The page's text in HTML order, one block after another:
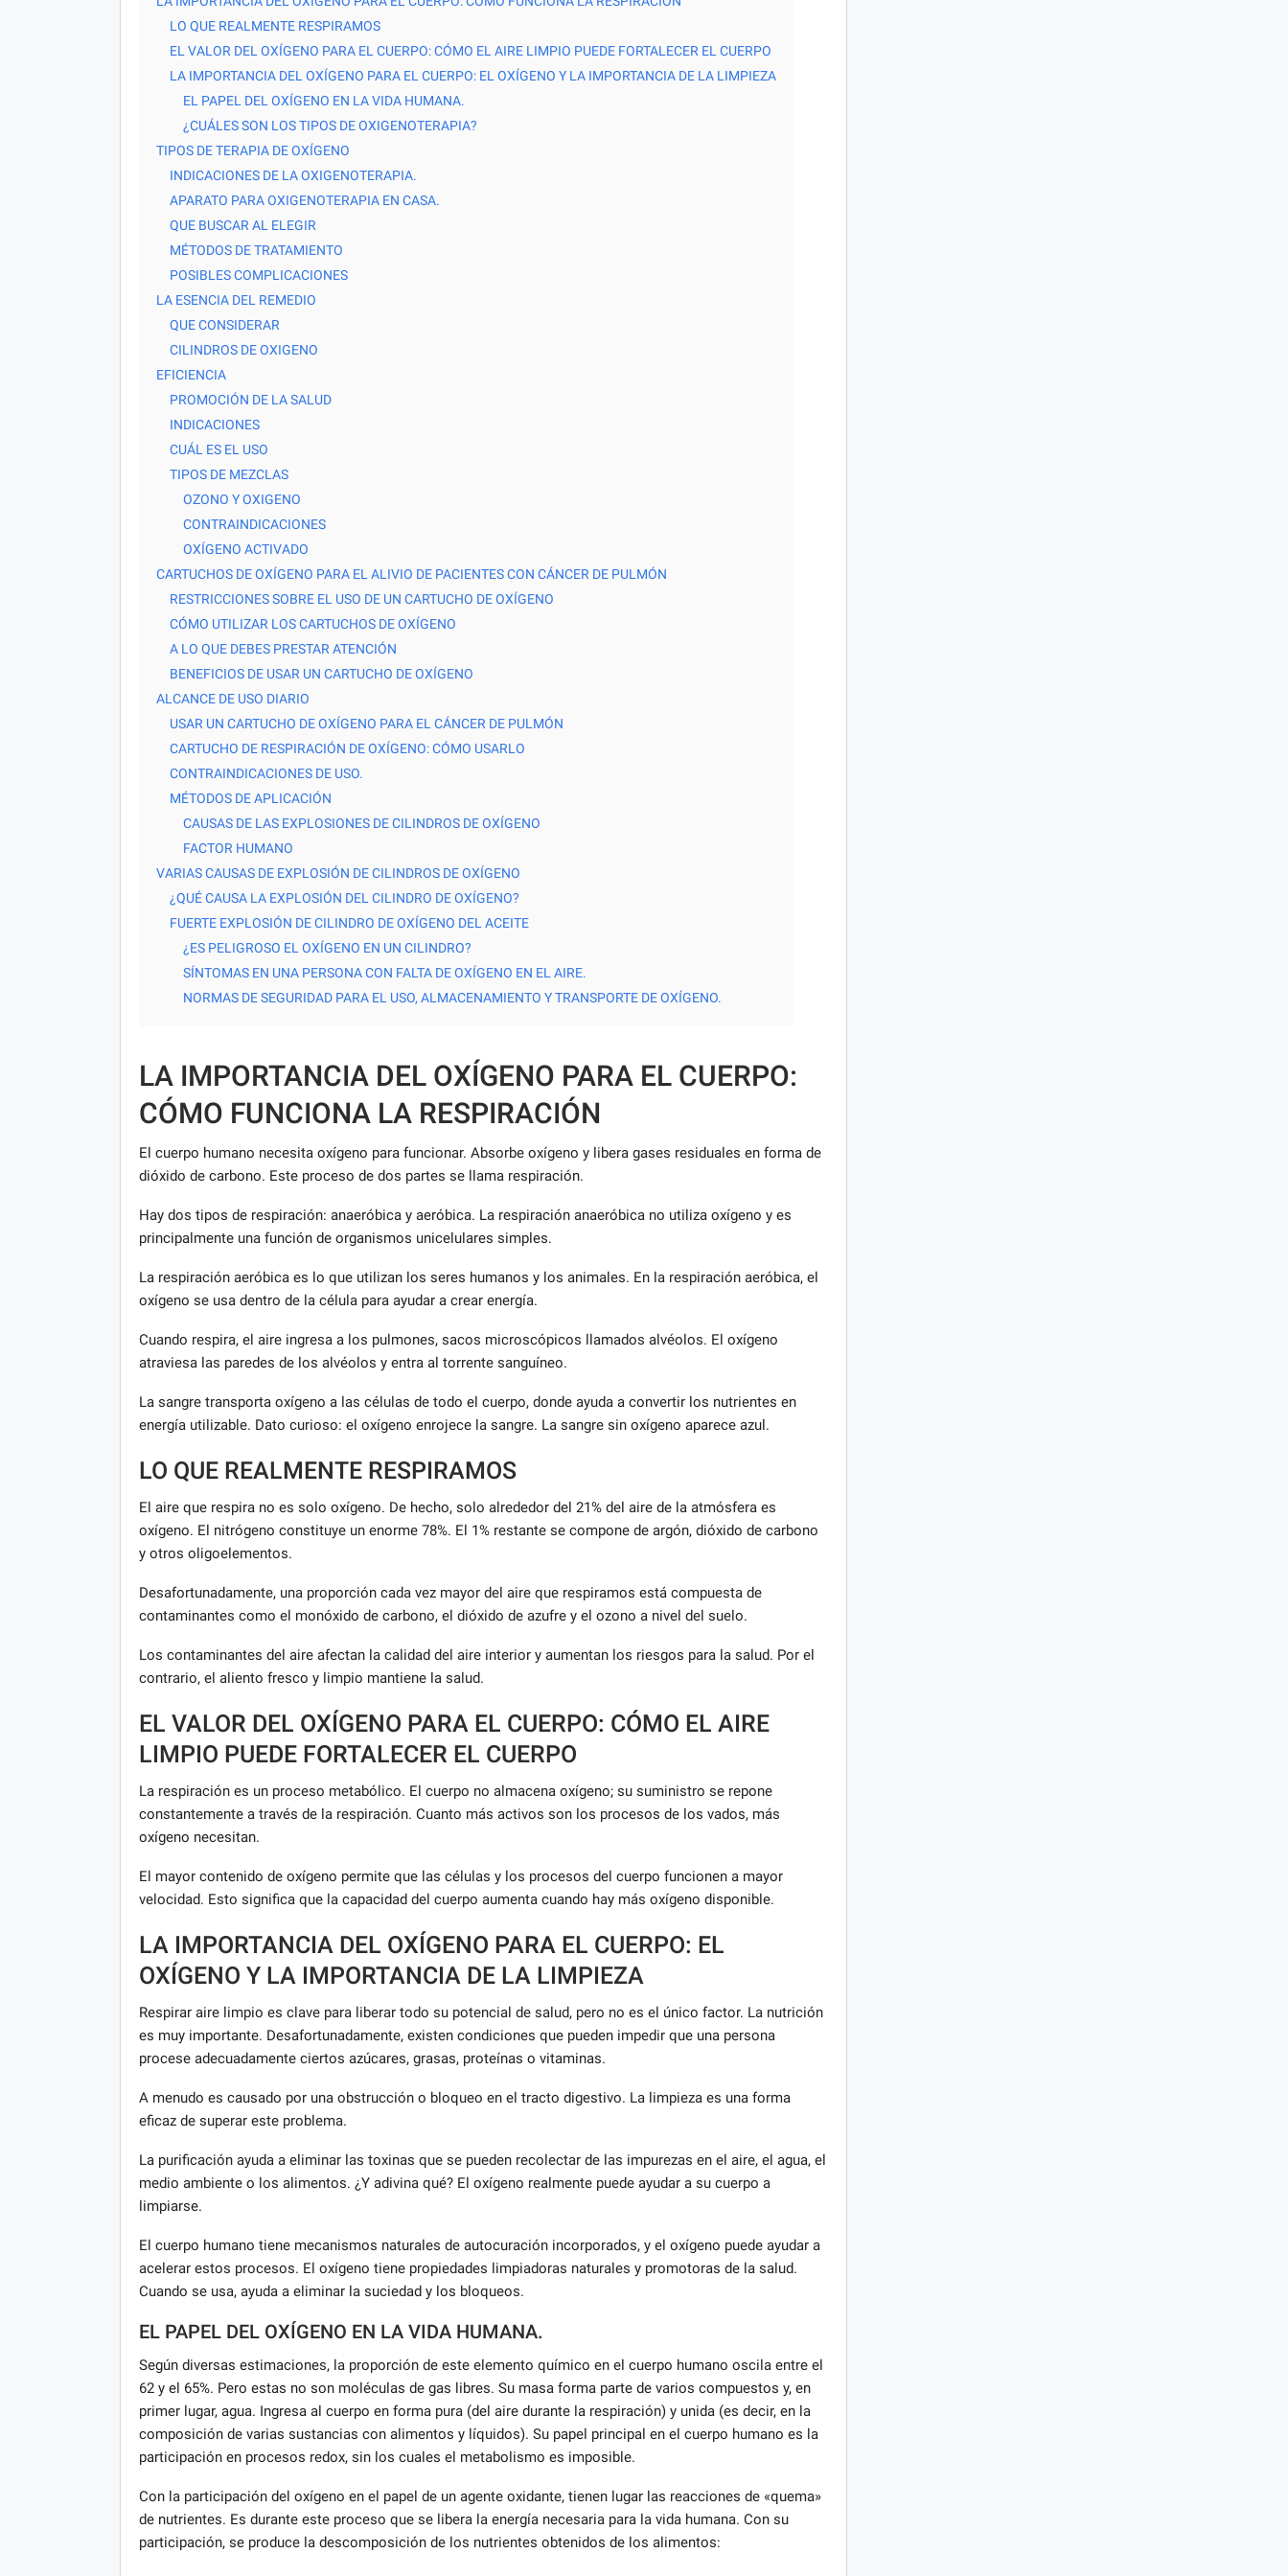
LO QUE REALMENTE RESPIRAMOS
EL VALOR DEL OXÍGENO PARA EL CUERPO: CÓMO EL AIRE LIMPIO PUEDE FORTALECER EL CUERPO
LA IMPORTANCIA DEL OXÍGENO PARA EL CUERPO: EL OXÍGENO Y LA IMPORTANCIA DE LA LIMPIEZA
EL PAPEL DEL OXÍGENO EN LA VIDA HUMANA.
¿CUÁLES SON LOS TIPOS DE OXIGENOTERAPIA?
TIPOS DE TERAPIA DE OXÍGENO
INDICACIONES DE LA OXIGENOTERAPIA.
APARATO PARA OXIGENOTERAPIA EN CASA.
QUE BUSCAR AL ELEGIR
MÉTODOS DE TRATAMIENTO
POSIBLES COMPLICACIONES
LA ESENCIA DEL REMEDIO
QUE CONSIDERAR
CILINDROS DE OXIGENO
EFICIENCIA
PROMOCIÓN DE LA SALUD
INDICACIONES
CUÁL ES EL USO
TIPOS DE MEZCLAS
OZONO Y OXIGENO
CONTRAINDICACIONES
OXÍGENO ACTIVADO
CARTUCHOS DE OXÍGENO PARA EL ALIVIO DE PACIENTES CON CÁNCER DE PULMÓN
RESTRICCIONES SOBRE EL USO DE UN CARTUCHO DE OXÍGENO
CÓMO UTILIZAR LOS CARTUCHOS DE OXÍGENO
A LO QUE DEBES PRESTAR ATENCIÓN
BENEFICIOS DE USAR UN CARTUCHO DE OXÍGENO
ALCANCE DE USO DIARIO
USAR UN CARTUCHO DE OXÍGENO PARA EL CÁNCER DE PULMÓN
CARTUCHO DE RESPIRACIÓN DE OXÍGENO: CÓMO USARLO
CONTRAINDICACIONES DE USO.
MÉTODOS DE APLICACIÓN
CAUSAS DE LAS EXPLOSIONES DE CILINDROS DE OXÍGENO
FACTOR HUMANO
VARIAS CAUSAS DE EXPLOSIÓN DE CILINDROS DE OXÍGENO
¿QUÉ CAUSA LA EXPLOSIÓN DEL CILINDRO DE OXÍGENO?
FUERTE EXPLOSIÓN DE CILINDRO DE OXÍGENO DEL ACEITE
¿ES PELIGROSO EL OXÍGENO EN UN CILINDRO?
SÍNTOMAS EN UNA PERSONA CON FALTA DE OXÍGENO EN EL AIRE.
NORMAS DE SEGURIDAD PARA EL USO, ALMACENAMIENTO Y TRANSPORTE DE OXÍGENO.
LA IMPORTANCIA DEL OXÍGENO PARA EL CUERPO:
CÓMO FUNCIONA LA RESPIRACIÓN
El cuerpo humano necesita oxígeno para funcionar. Absorbe oxígeno y libera gases residuales en forma de
dióxido de carbono. Este proceso de dos partes se llama respiración.
Hay dos tipos de respiración: anaeróbica y aeróbica. La respiración anaeróbica no utiliza oxígeno y es
principalmente una función de organismos unicelulares simples.
La respiración aeróbica es lo que utilizan los seres humanos y los animales. En la respiración aeróbica, el
oxígeno se usa dentro de la célula para ayudar a crear energía.
Cuando respira, el aire ingresa a los pulmones, sacos microscópicos llamados alvéolos. El oxígeno
atraviesa las paredes de los alvéolos y entra al torrente sanguíneo.
La sangre transporta oxígeno a las células de todo el cuerpo, donde ayuda a convertir los nutrientes en
energía utilizable. Dato curioso: el oxígeno enrojece la sangre. La sangre sin oxígeno aparece azul.
LO QUE REALMENTE RESPIRAMOS
El aire que respira no es solo oxígeno. De hecho, solo alrededor del 21% del aire de la atmósfera es
oxígeno. El nitrógeno constituye un enorme 78%. El 1% restante se compone de argón, dióxido de carbono
y otros oligoelementos.
Desafortunadamente, una proporción cada vez mayor del aire que respiramos está compuesta de
contaminantes como el monóxido de carbono, el dióxido de azufre y el ozono a nivel del suelo.
Los contaminantes del aire afectan la calidad del aire interior y aumentan los riesgos para la salud. Por el
contrario, el aliento fresco y limpio mantiene la salud.
EL VALOR DEL OXÍGENO PARA EL CUERPO: CÓMO EL AIRE
LIMPIO PUEDE FORTALECER EL CUERPO
La respiración es un proceso metabólico. El cuerpo no almacena oxígeno; su suministro se repone
constantemente a través de la respiración. Cuanto más activos son los procesos de los vados, más
oxígeno necesitan.
El mayor contenido de oxígeno permite que las células y los procesos del cuerpo funcionen a mayor
velocidad. Esto significa que la capacidad del cuerpo aumenta cuando hay más oxígeno disponible.
LA IMPORTANCIA DEL OXÍGENO PARA EL CUERPO: EL
OXÍGENO Y LA IMPORTANCIA DE LA LIMPIEZA
Respirar aire limpio es clave para liberar todo su potencial de salud, pero no es el único factor. La nutrición
es muy importante. Desafortunadamente, existen condiciones que pueden impedir que una persona
procese adecuadamente ciertos azúcares, grasas, proteínas o vitaminas.
A menudo es causado por una obstrucción o bloqueo en el tracto digestivo. La limpieza es una forma
eficaz de superar este problema.
La purificación ayuda a eliminar las toxinas que se pueden recolectar de las impurezas en el aire, el agua, el
medio ambiente o los alimentos. ¿Y adivina qué? El oxígeno realmente puede ayudar a su cuerpo a
limpiarse.
El cuerpo humano tiene mecanismos naturales de autocuración incorporados, y el oxígeno puede ayudar a
acelerar estos procesos. El oxígeno tiene propiedades limpiadoras naturales y promotoras de la salud.
Cuando se usa, ayuda a eliminar la suciedad y los bloqueos.
EL PAPEL DEL OXÍGENO EN LA VIDA HUMANA.
Según diversas estimaciones, la proporción de este elemento químico en el cuerpo humano oscila entre el
62 y el 65%. Pero estas no son moléculas de gas libres. Su masa forma parte de varios compuestos y, en
primer lugar, agua. Ingresa al cuerpo en forma pura (del aire durante la respiración) y unida (es decir, en la
composición de varias sustancias con alimentos y líquidos). Su papel principal en el cuerpo humano es la
participación en procesos redox, sin los cuales el metabolismo es imposible.
Con la participación del oxígeno en el papel de un agente oxidante, tienen lugar las reacciones de «quema»
de nutrientes. Es durante este proceso que se libera la energía necesaria para la vida humana. Con su
participación, se produce la descomposición de los nutrientes obtenidos de los alimentos: